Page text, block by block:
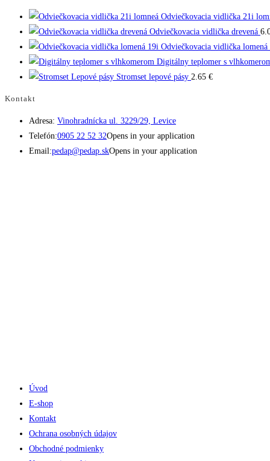
Odviečkovacia vidlička 21i
Odviečkovacia vidlička drevená
Odviečkovacia vidlička lomená
Digitálny teplomer s
Stromset lepové pásy 2.65 €
Kontakt
Adresa: Vinohradnícka ul. 3229/29, Levice
Telefón:0905 22 52 32Opens in your application
Email:pedap@pedap.skOpens in your application
Úvod
E-shop
Kontakt
Ochrana osobných údajov
Obchodné podmienky